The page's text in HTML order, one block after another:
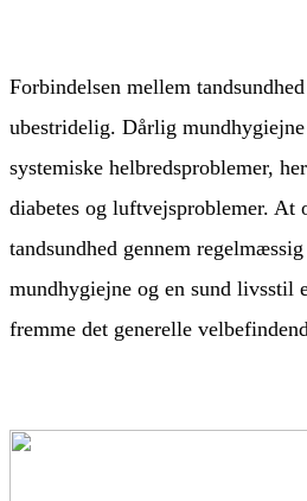
Forbindelsen mellem
ubestridelig. Dårlig
systemiske helbredsproblemer,
diabetes og luftvejsproblemer. At
tandsundhed gennem
mundhygiejne og en sund livsstil
fremme det generelle